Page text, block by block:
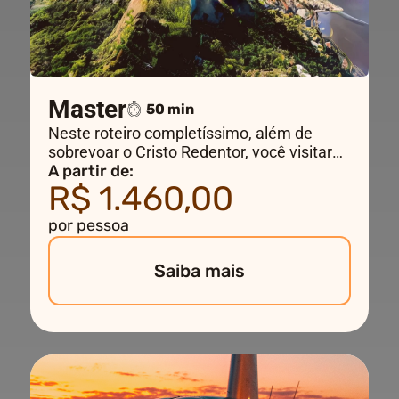
Master 50 min
Neste roteiro completíssimo, além de
sobrevoar o Cristo Redentor, você visitará
os principais pontos turísticos do Rio de
Janeiro, cruzando a Baía de Guanabara
até Niterói, sobrevoando o Estádio do
Maracanã e as praias selvagens da zona
oeste da cidade.
A partir de:
R$ 1.460,00
por pessoa
Saiba mais